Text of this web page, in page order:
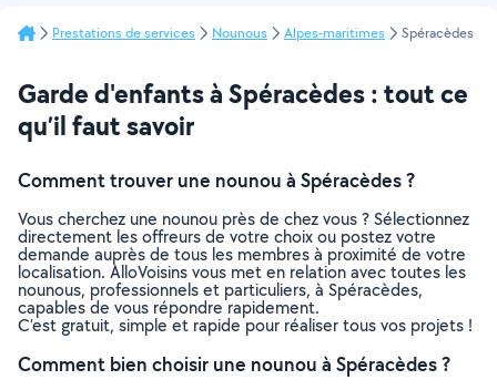
Prestations de services Nounous Alpes-maritimes Spéracèdes
Garde d'enfants à Spéracèdes : tout ce
qu’il faut savoir
Comment trouver une nounou à Spéracèdes ?
Vous cherchez une nounou près de chez vous ? Sélectionnez
directement les offreurs de votre choix ou postez votre
demande auprès de tous les membres à proximité de votre
localisation. AlloVoisins vous met en relation avec toutes les
nounous, professionnels et particuliers, à Spéracèdes,
capables de vous répondre rapidement.
C’est gratuit, simple et rapide pour réaliser tous vos projets !
Comment bien choisir une nounou à Spéracèdes ?